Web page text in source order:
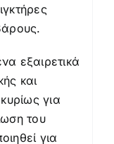
εξαιρετικά
και
για
του
για